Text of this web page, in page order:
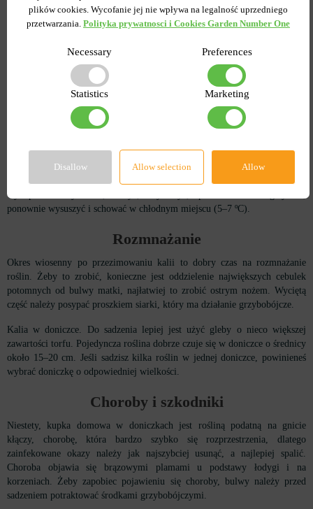
Gdy pojawi się pączek, warto przestawić się na nawozy z dużą ilością
potasu. Po okresie odpoczynku kalii premium wymagają nawozów
mineralnych lub organicznych co 3-4 tygodnie.
Kalie – zimowanie
Po kwitnieniu kalię należy hodować jeszcze przez kilka tygodni, aby jej
podziemne korzenie miały czas na uzupełnienie zapasów na kolejny sezon
wegetacyjny. W tym okresie należy ograniczyć podlewanie rośliny, zielone
liście stopniowo brązowieją.
W okresie wrzesień-październik bulwy kalii są wykopywane z gruntu,
przesadzane do doniczek z torfem, a następnie przenoszone do jasnego,
chłodnego pomieszczenia chronionego przed mrozem. Można również
wykopać bulwy kalii, umyć, wysuszyć, potraktować fungicydem,
ponownie wysuszyć i schować w chłodnym miejscu (5–7 ºC).
Rozmnażanie
Okres wiosenny po przezimowaniu kalii to dobry czas na rozmnażanie
roślin. Żeby to zrobić, konieczne jest oddzielenie największych cebulek
potomnych od bulwy matki, najłatwiej to zrobić ostrym nożem. Wyciętą
część należy posypać proszkiem siarki, który ma działanie grzybobójcze.
Kalia w doniczce. Do sadzenia lepiej jest użyć gleby o nieco większej
zawartości torfu. Pojedyncza roślina dobrze czuje się w doniczce o średnicy
około 15–20 cm. Jeśli sadzisz kilka roślin w jednej doniczce, powinieneś
wybrać doniczkę o odpowiedniej wielkości.
Choroby i szkodniki
Niestety, kupka domowa w doniczkach jest rośliną podatną na gnicie
kłączy, chorobę, która bardzo szybko się rozprzestrzenia, dlatego
zainfekowane okazy należy jak najszybciej usunąć, a najlepiej spalić.
Choroba objawia się brązowymi plamami u podstawy łodygi i na
korzeniach. Żeby zapobiec pojawieniu się choroby, bulwy należy przed
sadzeniem potraktować środkami grzybobójczymi.
plików cookies. Wycofanie jej nie wpływa na legalność uprzedniego
przetwarzania. Polityka prywatnosci i Cookies Garden Number One
Necessary Preferences
Statistics Marketing
Disallow Allow selection Allow